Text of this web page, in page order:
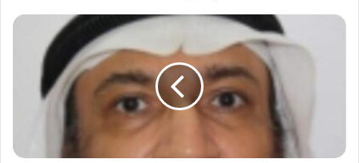
إيطاليا
برشلونة